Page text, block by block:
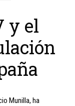
y el
Munilla, ha